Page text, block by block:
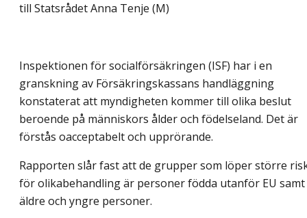
till Statsrådet Anna Tenje (M)
Inspektionen för socialförsäkringen (ISF) har i en
granskning av Försäkringskassans handläggning
konstaterat att myndigheten kommer till olika beslut
beroende på människors ålder och födelseland. Det är
förstås oacceptabelt och upprörande.
Rapporten slår fast att de grupper som löper större
för olikabehandling är personer födda utanför EU samt
äldre och yngre personer.